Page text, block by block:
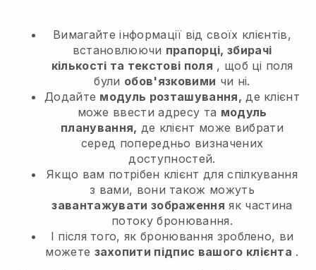
Вимагайте інформації від своїх клієнтів,
встановлюючи прапорці, збирачі
кількості та текстові поля , щоб ці поля
були обов'язковими чи ні.
Додайте модуль розташування, де клієнт
може ввести адресу та модуль
планування, де клієнт може вибрати
серед попередньо визначених
доступностей.
Якщо вам потрібен клієнт для спілкування
з вами, вони також можуть
завантажувати зображення як частина
потоку бронювання.
І після того, як бронювання зроблено, ви
можете захопити підпис вашого клієнта .